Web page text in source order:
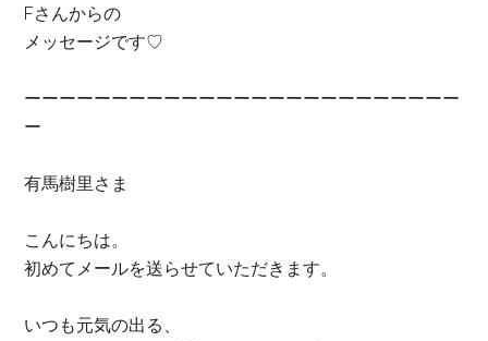
Fさんからの
メッセージです♡
ーーーーーーーーーーーーーーーーーーーーーーーーー
ー
有馬樹里さま
こんにちは。
初めてメールを送らせていただきます。
いつも元気の出る、